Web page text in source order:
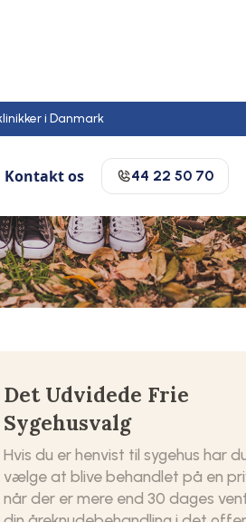
i Danmark
Kontakt os 44 22 50 70
Det Udvidede Frie
Sygehusvalg
Hvis du er henvist til sygehus har
vælge at blive behandlet på en
når der er mere end 30 dages